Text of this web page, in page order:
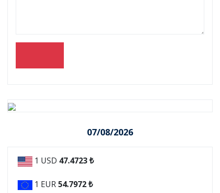
07/08/2026
1 USD 47.4723 ₺
1 EUR 54.7972 ₺